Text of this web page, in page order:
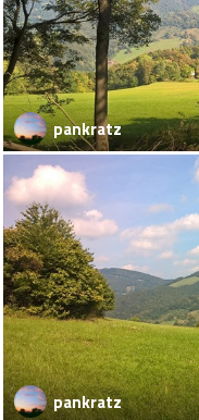
pankratz
pankratz